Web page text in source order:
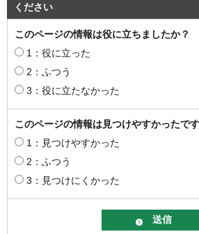
ください
このページの情報は役に立ちましたか？
1：役に立った
2：ふつう
3：役に立たなかった
このページの情報は見つけやすかったで
1：見つけやすかった
2：ふつう
3：見つけにくかった